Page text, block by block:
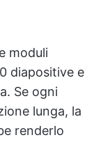
moduli
diapositive e
Se ogni
lunga, la
renderlo